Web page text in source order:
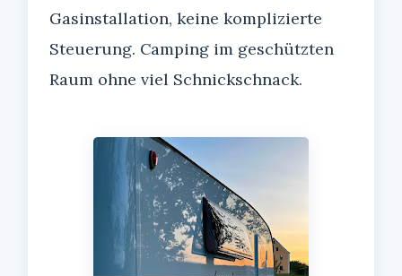
Gasinstallation, keine komplizierte
Steuerung. Camping im geschützten
Raum ohne viel Schnickschnack.